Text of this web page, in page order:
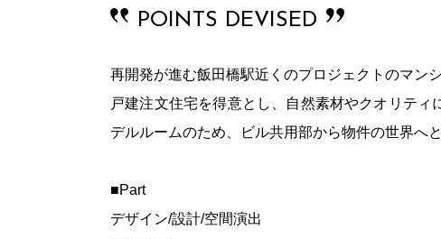
POINTS DEVISED
再開発が進む飯田橋駅近くのプロジェクトのマン
戸建注文住宅を得意とし、自然素材やクオリテ
デルルームのため、ビル共用部から物件の世界へ
■Part
デザイン/設計/空間演出